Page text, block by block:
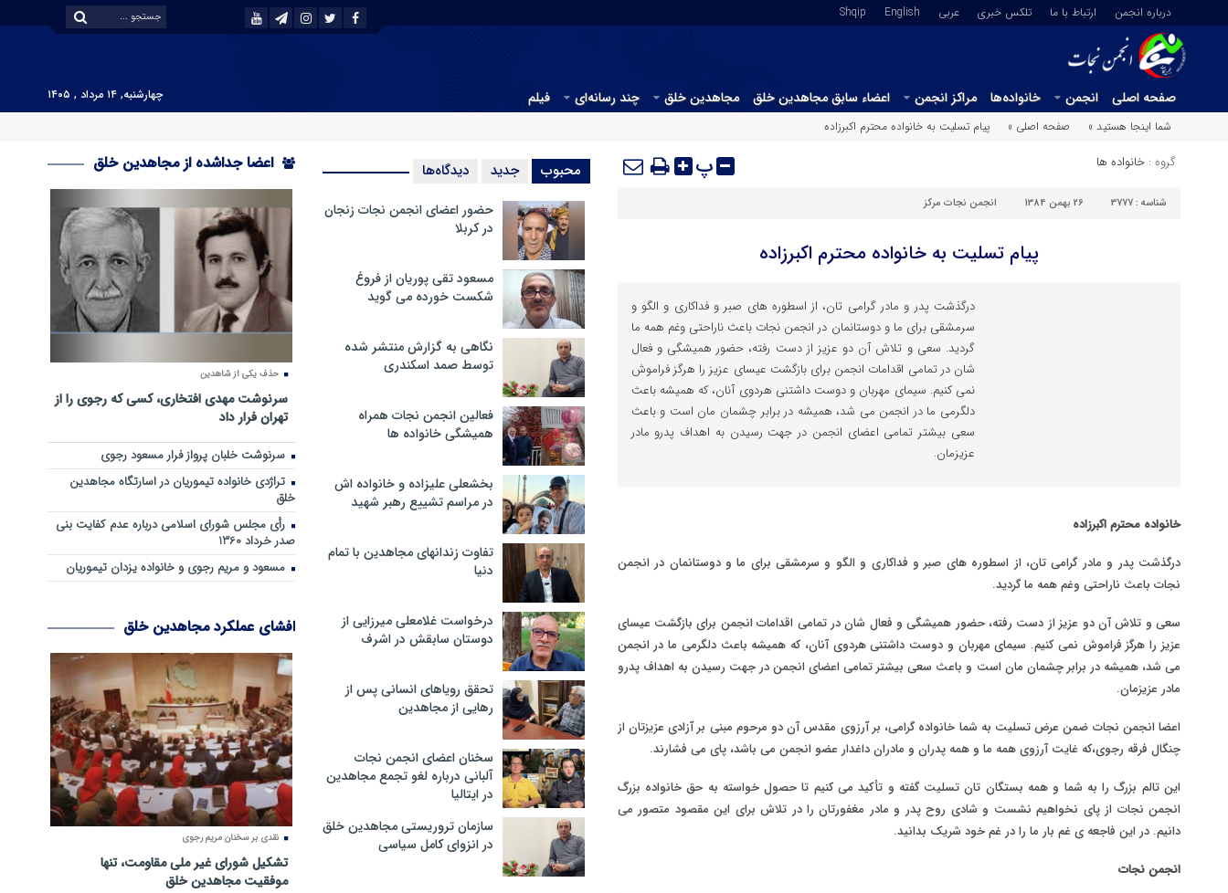
درباره انجمن ارتباط با ما تلکس خبری عربي English
Shqip
صفحه اصلی انجمن خانواده‌ها مراکز انجمن اعضاء سابق مجاهدین خلق مجاهدین خلق چند رسانه‌ای فیلم
چهارشنبه, ۱۴ مرداد , ۱۴۰۵
شما اینجا هستید »
صفحه اصلی » پیام تسلیت به خانواده محترم اکبرزاده
گروه : خانواده ها پ
شناسه : 3777 26 بهمن 1384 انجمن نجات مرکز
پیام تسلیت به خانواده محترم اکبرزاده
درگذشت پدر و مادر گرامی تان، از اسطوره های صبر و فداکاری و الگو و
سرمشقی برای ما و دوستانمان در انجمن نجات باعث ناراحتی وغم همه ما
گردید. سعی و تلاش آن دو عزیز از دست رفته، حضور همیشگی و فعال
شان در تمامی اقدامات انجمن برای بازگشت عیسای عزیز را هرگز فراموش
نمی کنیم. سیمای مهربان و دوست داشتنی هردوی آنان، که همیشه باعث
دلگرمی ما در انجمن می شد، همیشه در برابر چشمان مان است و باعث
سعی بیشتر تمامی اعضای انجمن در جهت رسیدن به اهداف پدرو مادر
عزیزمان.
خانواده محترم اکبرزاده
درگذشت پدر و مادر گرامی تان، از اسطوره های صبر و فداکاری و الگو و سرمشقی برای ما و دوستانمان در انجمن
نجات باعث ناراحتی وغم همه ما گردید.
سعی و تلاش آن دو عزیز از دست رفته، حضور همیشگی و فعال شان در تمامی اقدامات انجمن برای بازگشت عیسای
عزیز را هرگز فراموش نمی کنیم. سیمای مهربان و دوست داشتنی هردوی آنان، که همیشه باعث دلگرمی ما در انجمن
می شد، همیشه در برابر چشمان مان است و باعث سعی بیشتر تمامی اعضای انجمن در جهت رسیدن به اهداف پدرو
مادر عزیزمان.
اعضا انجمن نجات ضمن عرض تسلیت به شما خانواده گرامی، بر آرزوی مقدس آن دو مرحوم مبنی بر آزادی عزیزتان از
چنگال فرقه رجوی،که غایت آرزوی همه ما و همه پدران و مادران داغدار عضو انجمن می باشد، پای می فشارند.
این تالم بزرگ را به شما و همه بستگان تان تسلیت گفته و تأکید می کنیم تا حصول خواسته به حق خانواده بزرگ
انجمن نجات از پای نخواهیم نشست و شادی روح پدر و مادر مغفورتان را در تلاش برای این مقصود متصور می
دانیم. در این فاجعه ی غم بار ما را در غم خود شریک بدانید.
انجمن نجات
محبوب جدید دیدگاه‌ها
حضور اعضای انجمن نجات زنجان
در کربلا
مسعود تقی پوریان از فروغ
شکست خورده می گوید
نگاهی به گزارش منتشر شده
توسط صمد اسکندری
فعالین انجمن نجات همراه
همیشگی خانواده ها
بخشعلی علیزاده و خانواده اش
در مراسم تشییع رهبر شهید
تفاوت زندانهای مجاهدین با تمام
دنیا
درخواست غلامعلی میرزایی از
دوستان سابقش در اشرف
تحقق رویاهای انسانی پس از
رهایی از مجاهدین
سخنان اعضای انجمن نجات
آلبانی درباره لغو تجمع مجاهدین
در ایتالیا
سازمان تروریستی مجاهدین خلق
در انزوای کامل سیاسی
اعضا جداشده از مجاهدین خلق
حذف یکی از شاهدین
سرنوشت مهدی افتخاری، کسی که رجوی را از
تهران فرار داد
سرنوشت خلبان پرواز فرار مسعود رجوی
تراژدی خانواده تیموریان در اسارتگاه مجاهدین
خلق
رأی مجلس شورای اسلامی درباره عدم كفایت بنی
صدر خرداد 1360
مسعود و مریم رجوی و خانواده یزدان تیموریان
افشای عملکرد مجاهدین خلق
نقدی بر سخنان مریم رجوی
تشکیل شورای غیر ملی مقاومت، تنها
موفقیت مجاهدین خلق